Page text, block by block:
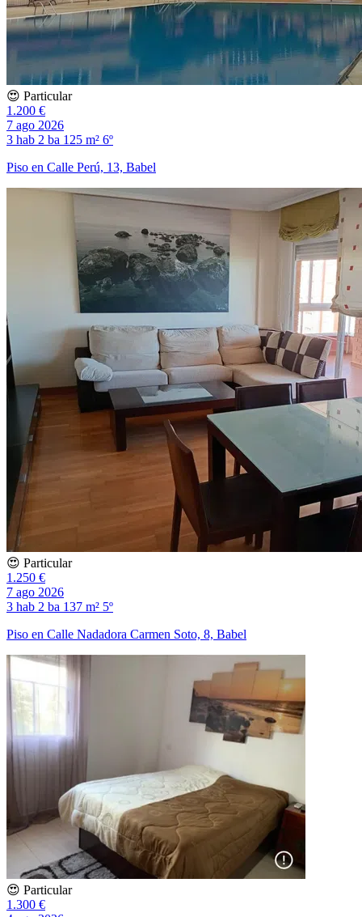
😍 Particular
1.200 €
7 ago 2026
3 hab 2 ba 125 m² 6º
Piso en Calle Perú, 13, Babel
😍 Particular
1.250 €
7 ago 2026
3 hab 2 ba 137 m² 5º
Piso en Calle Nadadora Carmen Soto, 8, Babel
😍 Particular
1.300 €